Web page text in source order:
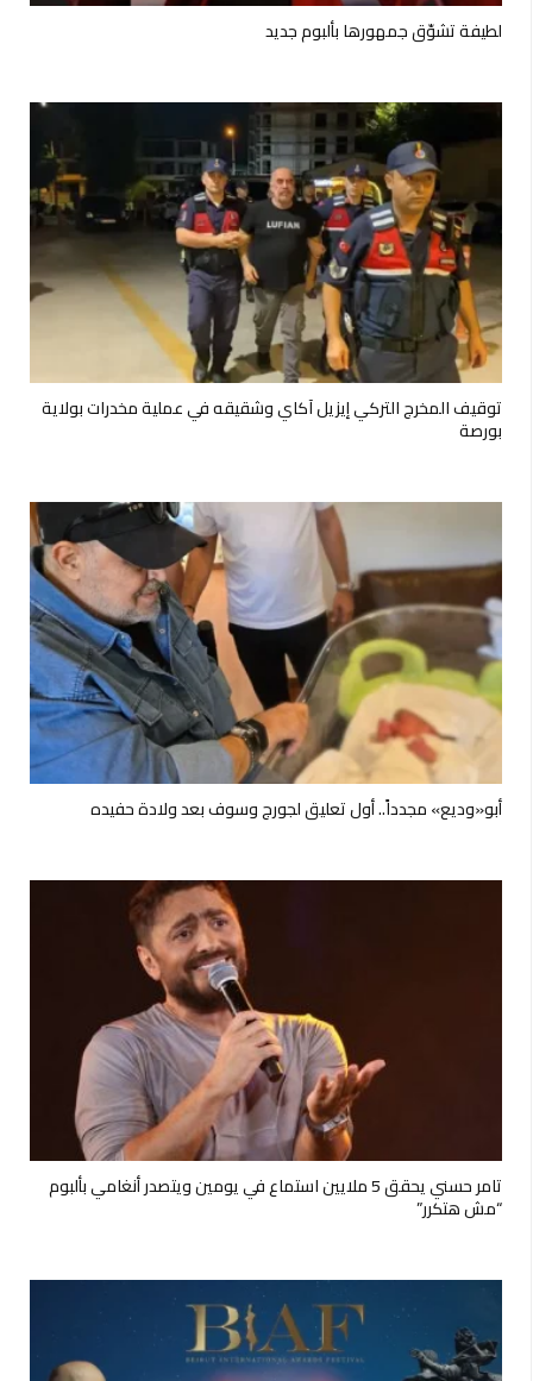
لطيفة تشوّق جمهورها بألبوم جديد
توقيف المخرج التركي إيزيل آكاي وشقيقه في عملية مخدرات بولاية
بورصة
أبو«وديع» مجدداً.. أول تعليق لجورج وسوف بعد ولادة حفيده
تامر حسني يحقق 5 ملايين استماع في يومين ويتصدر أنغامي بألبوم
“مش هتكرر”